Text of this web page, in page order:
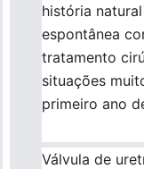
história
espontânea
tratamento
situações
primeiro ano
Válvula de